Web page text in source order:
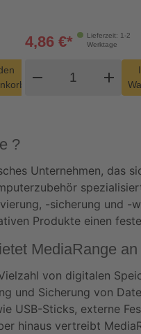
Menge
shopping_cart
Lieferzeit: 1-2
Werktage
4,86 €*
remove
Produkt
add
?
Unternehmen, das
-sicherung und -
Produkte einen
MediaRange an
von digitalen
und Sicherung von
USB-Sticks, externe
hinaus vertreibt